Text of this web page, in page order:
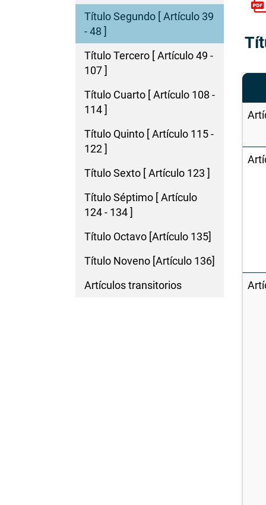
Título Segundo [ Artículo 39
- 48 ]
Título Tercero [ Artículo 49 -
107 ]
Título Cuarto [ Artículo 108 -
114 ]
Título Quinto [ Artículo 115 -
122 ]
Título Sexto [ Artículo 123 ]
Título Séptimo [ Artículo
124 - 134 ]
Título Octavo [Artículo 135]
Título Noveno [Artículo 136]
Artículos transitorios